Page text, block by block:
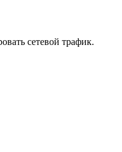
сетевой трафик.